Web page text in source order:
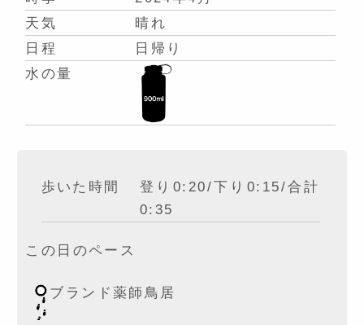
天気
晴れ
日程
日帰り
水の量
歩いた時間
登り0:20/下り0:15/合計
0:35
この日のペース
ブランド薬師鳥居